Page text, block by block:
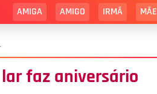
AMIGA AMIGO IRMÃ MÃE
faz aniversário